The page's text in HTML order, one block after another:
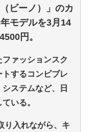
ビーノ）」のカ
モデルを3月14
円。
ァッションスク
するコンビブレ
ステムなど、日
いる。
り入れながら、キ